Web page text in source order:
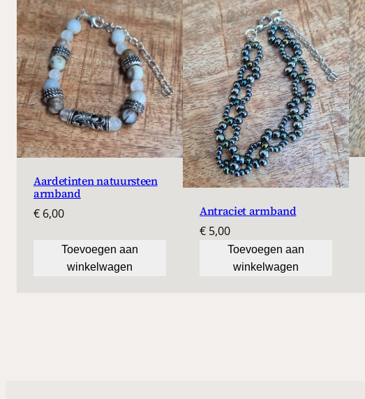
Aardetinten natuursteen
armband
€ 6,00
Toevoegen aan
winkelwagen
Antraciet armband
€ 5,00
Toevoegen aan
winkelwagen